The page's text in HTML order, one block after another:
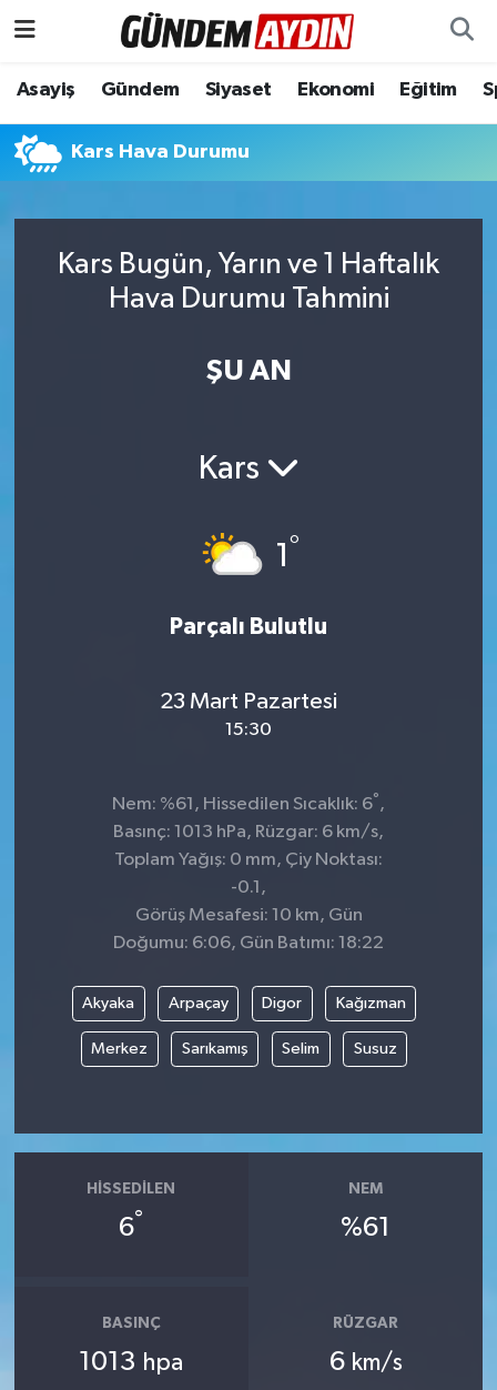
Asayiş Gündem Siyaset Ekonomi Eğitim
Kars Hava Durumu
Kars Bugün, Yarın ve 1 Haftalık
Hava Durumu Tahmini
ŞU AN
Kars
1°
Parçalı Bulutlu
23 Mart Pazartesi
15:30
Nem: %61, Hissedilen Sıcaklık: 6° ,
Basınç: 1013 hPa, Rüzgar: 6 km/s,
Toplam Yağış: 0 mm, Çiy Noktası:
-0.1,
Görüş Mesafesi: 10 km, Gün
Doğumu: 6:06, Gün Batımı: 18:22
Akyaka Arpaçay Digor Kağızman
Merkez Sarıkamış Selim Susuz
HISSEDILEN
6°
NEM
%61
BASINÇ
1013 hpa
RÜZGAR
6 km/s
Aydın Nöbetçi Eczaneler
Aydın Hava Durumu
Aydın Trafik Yoğunluk Haritası
Süper Lig Puan Durumu ve Fikstür